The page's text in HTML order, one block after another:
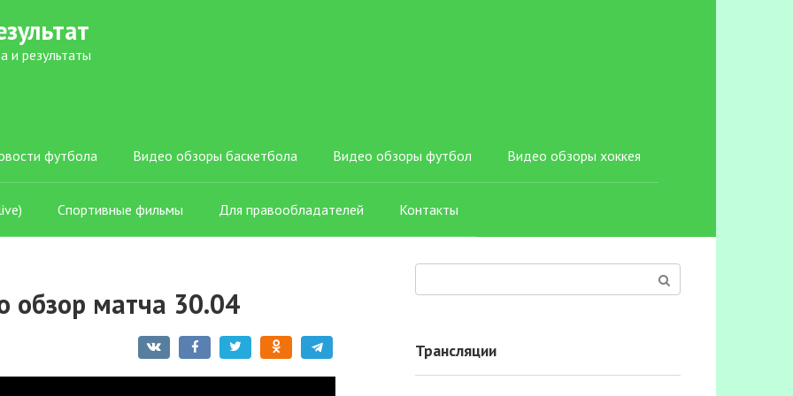
и результаты
футбола Видео обзоры баскетбола Видео обзоры футбол Видео обзоры хоккея
Спортивные фильмы Для правообладателей Контакты
обзор матча 30.04
Трансляции